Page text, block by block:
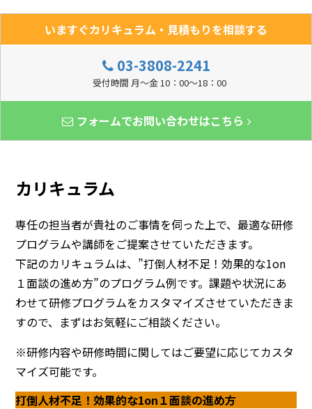
いますぐカリキュラム・見積もりを相談する
03-3808-2241
受付時間 月～金 10：00～18：00
フォームでお問い合わせはこちら
カリキュラム
専任の担当者が貴社のご事情を伺った上で、最適な研修
プログラムや講師をご提案させていただきます。
下記のカリキュラムは、”打倒人材不足！効果的な1on
１面談の進め方”のプログラム例です。課題や状況にあ
わせて研修プログラムをカスタマイズさせていただきま
すので、まずはお気軽にご相談ください。
※研修内容や研修時間に関してはご要望に応じてカスタ
マイズ可能です。
打倒人材不足！効果的な1on１面談の進め方